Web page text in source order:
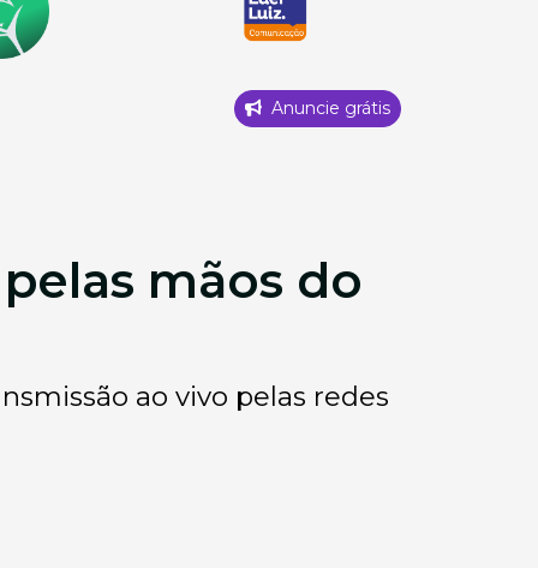
Anuncie grátis
mãos do
ao vivo pelas redes